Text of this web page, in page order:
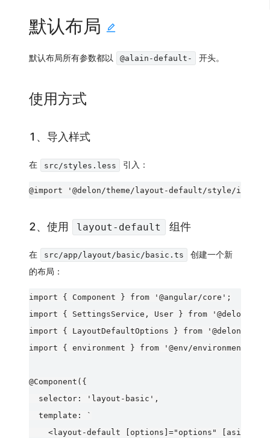
默认布局
默认布局所有参数都以 @alain-default- 开头。
使用方式
1、导入样式
在 src/styles.less 引入：
2、使用 layout-default 组件
在 src/app/layout/basic/basic.ts
创建一个新
的布局：
import { Component } from '@angular/core';
import { SettingsService, User } from '@delon/
import { LayoutDefaultOptions } from '@delon/
import { environment } from '@env/environment';
@Component({
  selector: 'layout-basic',
  template: `
<layout-default [options]="options"